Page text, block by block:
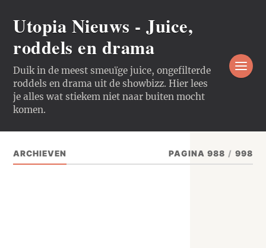
Utopia Nieuws - Juice,
roddels en drama
Duik in de meest smeuïge juice, ongefilterde
roddels en drama uit de showbizz. Hier lees
je alles wat stiekem niet naar buiten mocht
komen.
ARCHIEVEN PAGINA 988 / 998